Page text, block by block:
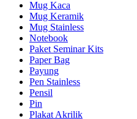
Mug Kaca
Mug Keramik
Mug Stainless
Notebook
Paket Seminar Kits
Paper Bag
Payung
Pen Stainless
Pensil
Pin
Plakat Akrilik